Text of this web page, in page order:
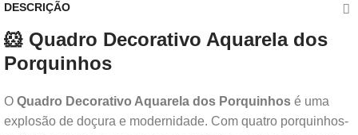
DESCRIÇÃO
🐹 Quadro Decorativo Aquarela dos
Porquinhos
O Quadro Decorativo Aquarela dos Porquinhos é uma
explosão de doçura e modernidade. Com quatro porquinhos-